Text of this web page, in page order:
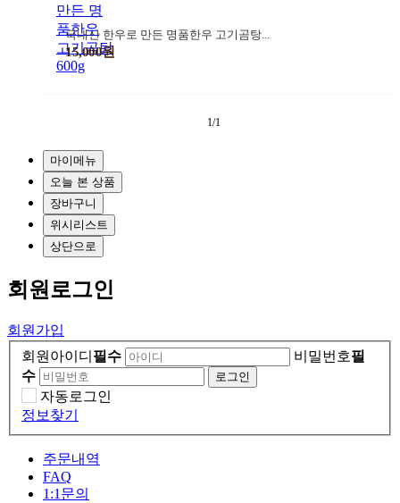
국내산 한우로 만든 명품한우 고기곰탕...
15,000원
1/1
마이메뉴
오늘 본 상품
장바구니
위시리스트
상단으로
회원 로그인
회원가입
회원아이디 필수 비밀번호필
수
자동로그인
정보찾기
주문내역
FAQ
1:1문의